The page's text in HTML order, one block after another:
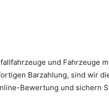
und Fahrzeuge
Barzahlung, sind wir
Bewertung und sichern